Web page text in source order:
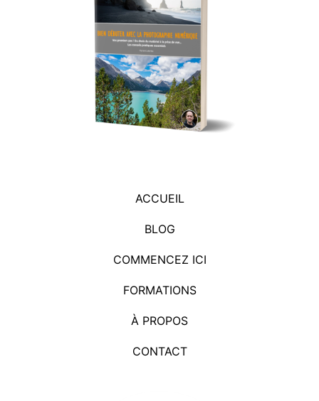
ACCUEIL
BLOG
COMMENCEZ ICI
FORMATIONS
À PROPOS
CONTACT